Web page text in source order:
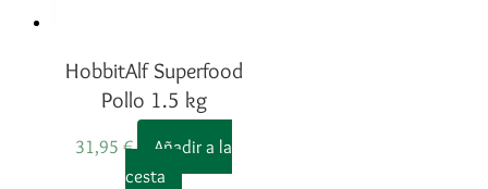
HobbitAlf Superfood
Pollo 1.5 kg
31,95 €
Añadir a la
cesta